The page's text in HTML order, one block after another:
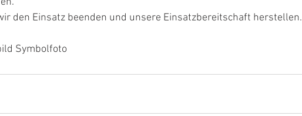
den Einsatz beenden und unsere Einsatzbereitschaft herstellen.
Symbolfoto